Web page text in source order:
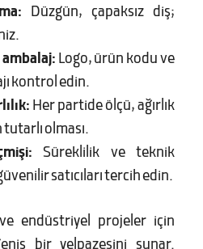
Düzgün, çapaksız diş;
Logo, ürün kodu ve
kontrol edin.
Her partide ölçü, ağırlık
olması.
Süreklilik ve teknik
satıcıları tercih edin.
endüstriyel projeler için